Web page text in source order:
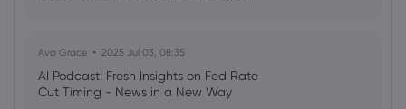
Ava Grace 2025 Jul 03, 08:35
AI Podcast: Fresh Insights on Fed Rate
Cut Timing - News in a New Way